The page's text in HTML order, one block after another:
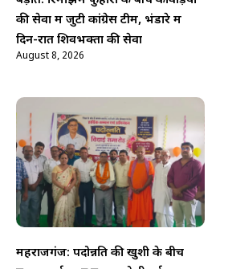
की सेवा में जुटी कांग्रेस टीम, भंडारे में
दिन-रात शिवभक्तों की सेवा
August 8, 2026
महराजगंज: पदोन्नति की खुशी के बीच